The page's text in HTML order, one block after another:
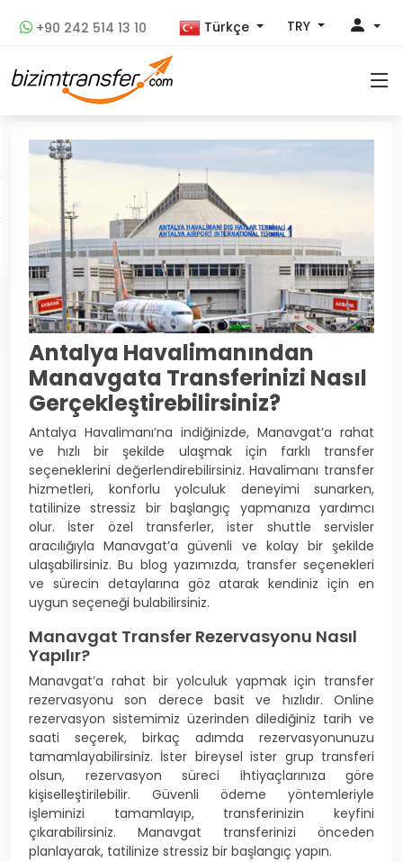
+90 242 514 13 10 Türkçe TRY
Antalya Havalimanından
Manavgata Transferinizi Nasıl
Gerçekleştirebilirsiniz?
Antalya Havalimanı’na indiğinizde, Manavgat’a rahat
ve hızlı bir şekilde ulaşmak için farklı transfer
seçeneklerini değerlendirebilirsiniz. Havalimanı transfer
hizmetleri, konforlu yolculuk deneyimi sunarken,
tatilinize stressiz bir başlangıç yapmanıza yardımcı
olur. İster özel transferler, ister shuttle servisler
aracılığıyla Manavgat’a güvenli ve kolay bir şekilde
ulaşabilirsiniz. Bu blog yazımızda, transfer seçenekleri
ve sürecin detaylarına göz atarak kendiniz için en
uygun seçeneği bulabilirsiniz.
Manavgat Transfer Rezervasyonu Nasıl
Yapılır?
Manavgat’a rahat bir yolculuk yapmak için transfer
rezervasyonu son derece basit ve hızlıdır. Online
rezervasyon sistemimiz üzerinden dilediğiniz tarih ve
saati seçerek, birkaç adımda rezervasyonunuzu
tamamlayabilirsiniz. İster bireysel ister grup transferi
olsun, rezervasyon süreci ihtiyaçlarınıza göre
kişiselleştirilebilir. Güvenli ödeme yöntemleriyle
işleminizi tamamlayıp, transferinizin keyfini
çıkarabilirsiniz. Manavgat transferinizi önceden
planlayarak, tatilinize stressiz bir başlangıç yapın.